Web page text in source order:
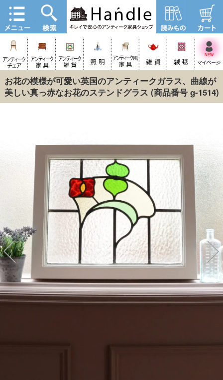
お花の模様が可愛い英国のアンティークガラス、曲線が
美しい真っ赤なお花のステンドグラス (商品番号 g-1514)